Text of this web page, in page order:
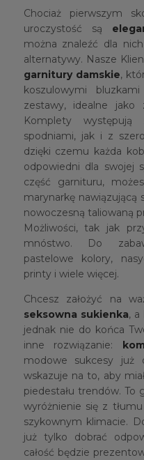
Chociaż pierwszym
uroczystość są
można znaleźć dla
alternatywy. Nasze
garnitury damskie,
koszulowymi
zestawy, idealne jako
Komplety występują
spodniami, jak i z
dzięki czemu każda
odpowiedni dla swojej
część garnituru,
marynarkę
nowoczesną taliowaną
Możliwości, tak jak
mnóstwo. Do
pastelowe kolory,
printy i wiele więcej.
Chcesz założyć na
seksowna sukienka, a
jednak nie do końca
inne rozwiązanie:
modowe sukcesy
wskazuje na to, aby
piedestału trendów.
wyróżnienie się z
szykownym klimacie.
już tylko dobrać
całość będzie